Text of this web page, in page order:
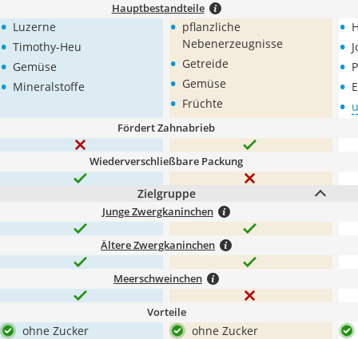
Hauptbestandteile
• Luzerne
• Timothy-Heu
• Gemüse
• Mineralstoffe
• pflanzliche
Nebenerzeugnisse
• Getreide
• Gemüse
• Früchte
•
•
•
•
•
Fördert Zahnabrieb
Wiederverschließbare Packung
Zielgruppe
Junge Zwergkaninchen
Ältere Zwergkaninchen
Meerschweinchen
Vorteile
ohne Zucker
ohne Zucker